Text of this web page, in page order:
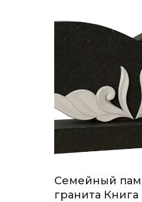
Семейный
гранита